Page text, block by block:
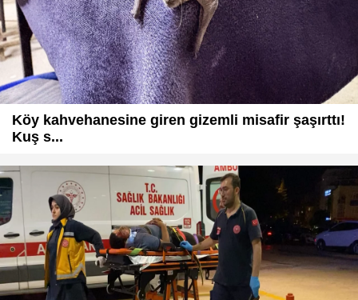
Köy kahvehanesine giren gizemli misafir şaşırttı!
Kuş s...